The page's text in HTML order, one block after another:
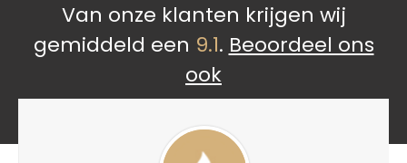
Van onze klanten krijgen wij
gemiddeld een 9.1. Beoordeel ons
ook